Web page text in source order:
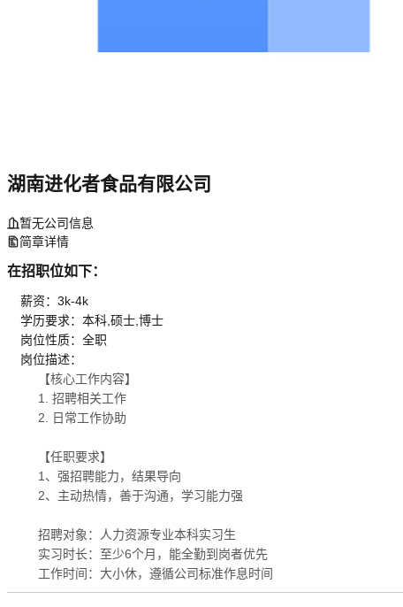
湖南进化者食品有限公司
暂无公司信息
简章详情
在招职位如下：
薪资：3k-4k
学历要求：本科,硕士,博士
岗位性质：全职
岗位描述：
【核心工作内容】
1. 招聘相关工作
2. 日常工作协助
【任职要求】
1、强招聘能力，结果导向
2、主动热情，善于沟通，学习能力强
招聘对象：人力资源专业本科实习生
实习时长：至少6个月，能全勤到岗者优先
工作时间：大小休，遵循公司标准作息时间